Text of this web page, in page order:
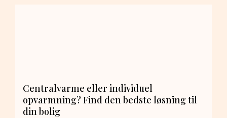
Centralvarme eller individuel
opvarmning? Find den bedste løsning til
din bolig